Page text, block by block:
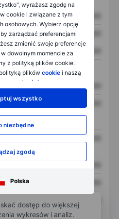
wyrażasz zgodę na
cookie i związane z tym
osobowych. Wybierz opcję
zarządzać preferencjami
zmienić swoje preferencje
dowolnym momencie za
z polityką plików cookie.
plików cookiei naszą
prywatności
wszystko
niezbędne
zgodą
Polska
XXXXXXX XXXXXXX
XXXXXXX XXXXXXX
XXXXXXX XXXXXXX
XXXXXXX
XXXXXXX
dostęp do większej
wykresów i analiz.